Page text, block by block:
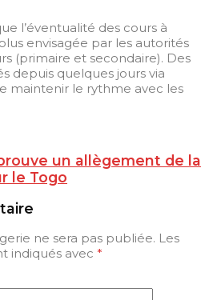
l’éventualité des cours à
envisagée par les autorités
(primaire et secondaire). Des
depuis quelques jours via
maintenir le rythme avec les
un allègement de la
le Togo
ne sera pas publiée. Les
indiqués avec *